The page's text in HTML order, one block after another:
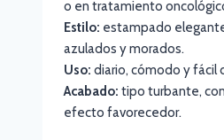
o en tratamiento
Estilo: estampado
azulados y morados.
Uso: diario, cómodo y fácil
Acabado: tipo turbante,
efecto favorecedor.